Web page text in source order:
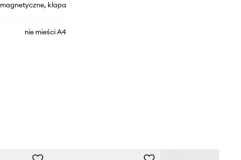
magnetyczne, klapa
nie mieści A4